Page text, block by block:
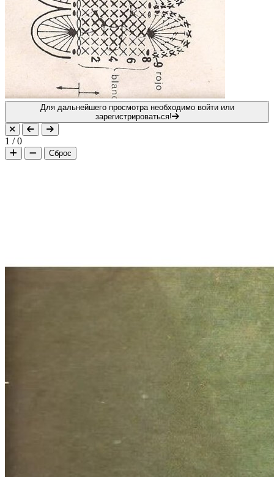
Для дальнейшего просмотра необходимо войти или
зарегистрироваться!
1 /0
Сброс